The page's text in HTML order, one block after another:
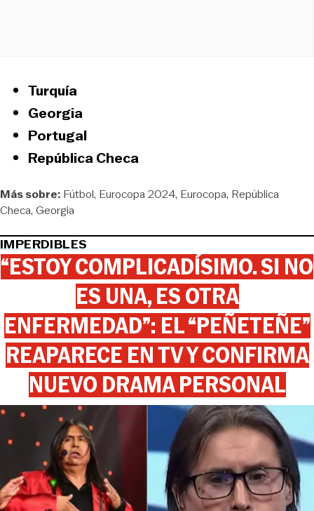
Turquía
Georgia
Portugal
República Checa
Más sobre: Fútbol Eurocopa 2024 Eurocopa República
Checa Georgia
IMPERDIBLES
“ESTOY COMPLICADÍSIMO. SI NO
ES UNA, ES OTRA
ENFERMEDAD”: EL “PEÑETEÑE”
REAPARECE EN TV Y CONFIRMA
NUEVO DRAMA PERSONAL